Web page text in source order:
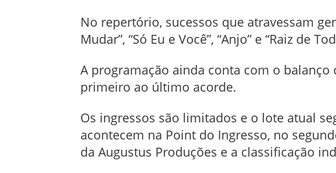
No repertório, sucessos que atravessam
Mudar”, “Só Eu e Você”, “Anjo” e “Raiz
A programação ainda conta com o
primeiro ao último acorde.
Os ingressos são limitados e o lote atual
acontecem na Point do Ingresso, no
da Augustus Produções e a classificação